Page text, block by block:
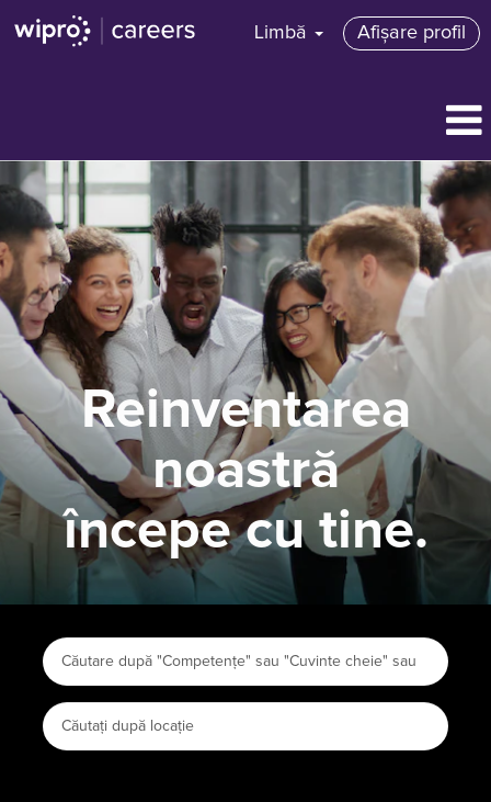
Limbă Afișare profil
Reinventarea
noastră
începe cu tine.